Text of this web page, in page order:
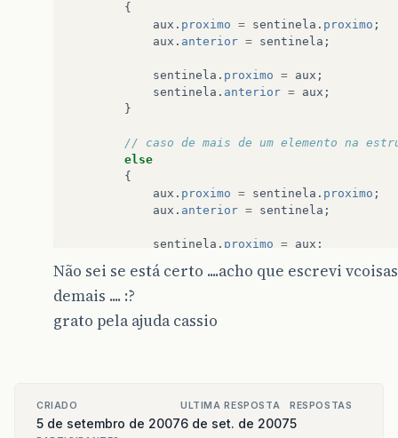
{
aux . proximo = sentinela . proximo ;
aux . anterior = sentinela ;
sentinela . proximo = aux ;
sentinela . anterior = aux ;
}
// caso de mais de um elemento na
else
{
aux . proximo = sentinela . proximo ;
aux . anterior = sentinela ;
sentinela . proximo = aux ;
aux
.
}
}
// adiciona no inicio da estrutura
Não sei se está certo ....acho que escrevi vcoisas
demais .... :?
grato pela ajuda cassio
CRIADO
5 de setembro de 2007
ULTIMA RESPOSTA
6 de set. de 2007
RESPOSTAS
5